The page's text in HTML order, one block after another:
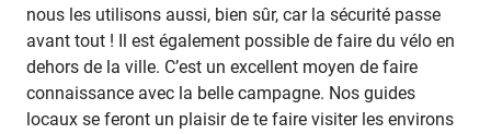
nous les utilisons aussi, bien sûr, car la sécurité passe
avant tout ! Il est également possible de faire du vélo en
dehors de la ville. C’est un excellent moyen de faire
connaissance avec la belle campagne. Nos guides
locaux se feront un plaisir de te faire visiter les environs